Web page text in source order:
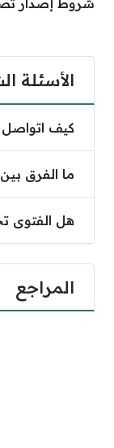
شروط إصدار تصريح
الأسئلة
كيف
ما الفرق
هل الفتوى
المراجع